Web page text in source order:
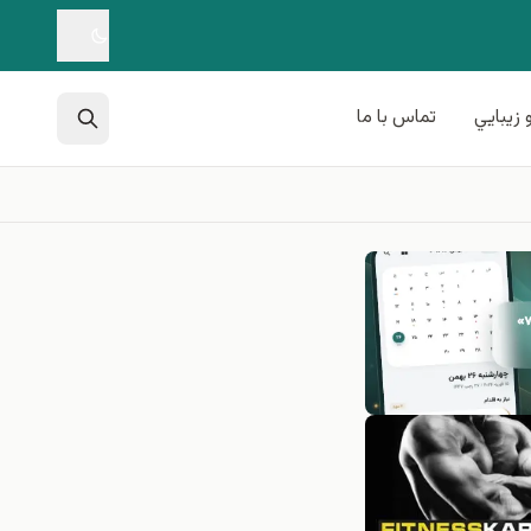
زيبايي تماس با ما